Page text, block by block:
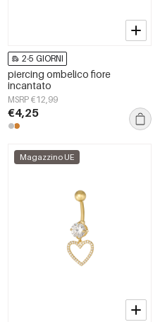
2-5 GIORNI
piercing ombelico fiore
incantato
MSRP €12,99
€4,25
Magazzino UE